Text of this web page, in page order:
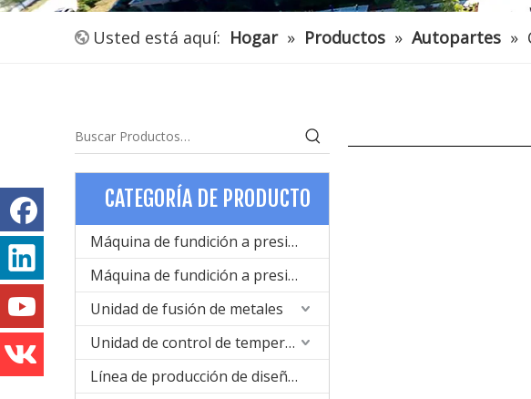
Usted está aquí: Hogar » Productos » Autopartes »
CATEGORÍA DE PRODUCTO
Máquina de fundición a presión de cámara fría para metal
Máquina de fundición a presión de cámara caliente para metal
Unidad de fusión de metales
Unidad de control de temperatura
Línea de producción de diseño de moldes y fundición a presión